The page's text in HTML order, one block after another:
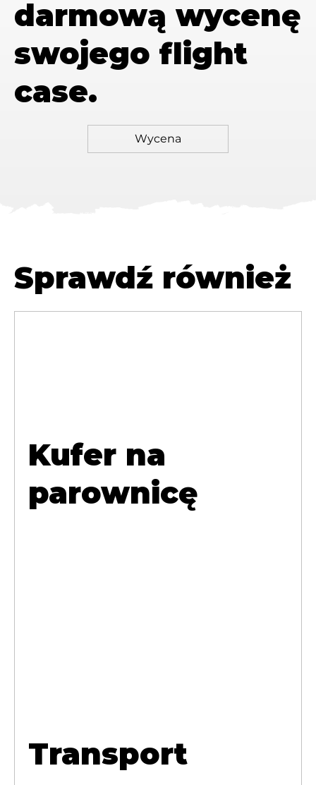
darmową wycenę
swojego flight
case.
Sprawdź również
Kufer na
parownicę
Transport